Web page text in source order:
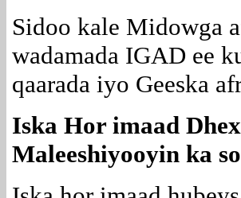
Sidoo kale Midowga
wadamada IGAD ee
qaarada iyo Geeska
Iska Hor imaad
Maleeshiyooyin ka